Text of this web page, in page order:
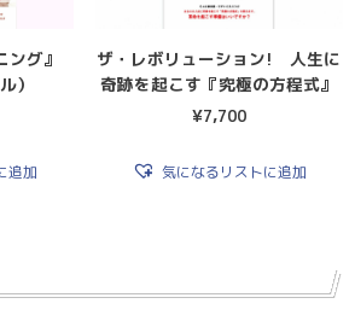
ング』
）
追加
ザ・レボリューション! 人生に
奇跡を起こす『究極の方程式』
¥7,700
気になるリストに追加